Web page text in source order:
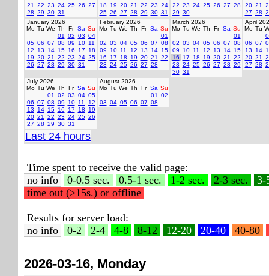
21
22 23 24 25 26 27
28 29 30 31
18
19 20 21 22 23 24
25 26 27 28 29 30 31
22 23 24 25 26 27 28
29 30
20 21
27 28
January 2026
Mo Tu We Th Fr Sa Su
01
02 03 04
05 06 07 08 09 10 11
12
13 14 15 16 17
18
19 20 21 22 23 24 25
26 27 28 29 30 31
February 2026
Mo Tu We Th Fr Sa Su
01
02 03 04 05 06 07 08
09
10 11 12 13 14 15
16
17 18 19 20 21
22
23 24 25 26 27 28
March 2026
Mo Tu We Th Fr Sa Su
01
02 03 04 05 06 07 08
09
10 11 12 13 14 15
16
17 18 19 20 21
22
23 24 25 26 27 28 29
30 31
April
Mo Tu
06 07
13
14
20 21
27 28
July 2026
Mo Tu We Th Fr Sa Su
01
02 03 04 05
06 07 08 09 10 11
12
13
14 15 16 17 18
19
20 21 22 23 24 25 26
27 28 29 30 31
August 2026
Mo Tu We Th Fr Sa Su
01
02
03 04 05 06 07 08
Last 24 hours
Time spent to receive the valid page:
no info
0-0.5 sec. 0.5-1 sec. 1-2 sec. 2-3 sec.
3-
time out (>15s.) or offline
Results for server load:
no info
0-2 2-4 4-8 8-12 12-20 20-40 40-80
2026-03-16, Monday